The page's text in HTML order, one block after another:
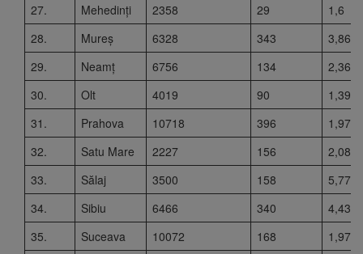
27.
Mehedinți 2358 29
1,6
28.
Mureș 6328 343
3,86
29.
Neamț 6756 134
2,36
30.
Olt 4019 90
1,39
31.
Prahova 10718 396
1,97
32.
Satu Mare 2227 156
2,08
33.
Sălaj 3500 158
5,77
34.
Sibiu 6466 340
4,43
35.
Suceava 10072 168
1,97